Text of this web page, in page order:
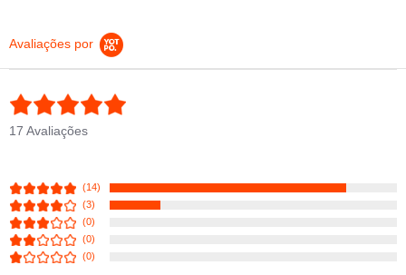
Avaliações por
17 Avaliações
(14)
(3)
(0)
(0)
(0)